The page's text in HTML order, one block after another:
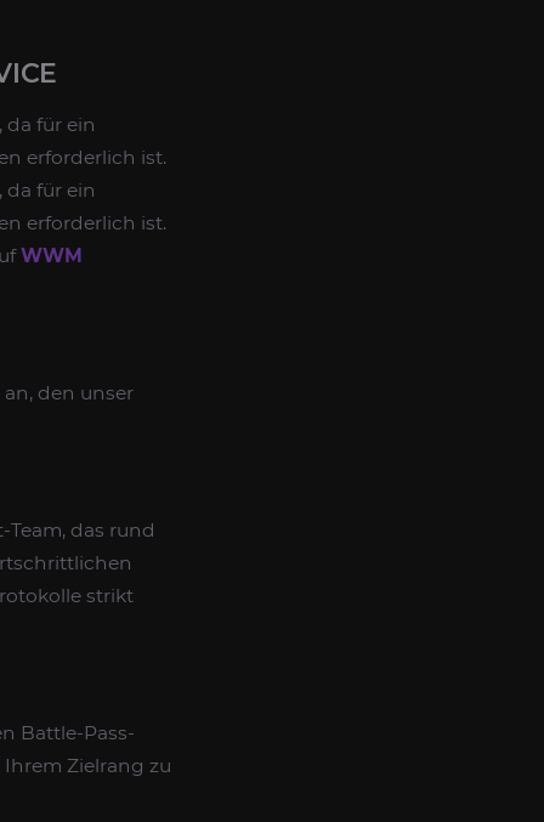
für ein
erforderlich ist.
für ein
erforderlich ist.
WWM
den unser
das rund
strikt
Battle-Pass-
Zielrang zu